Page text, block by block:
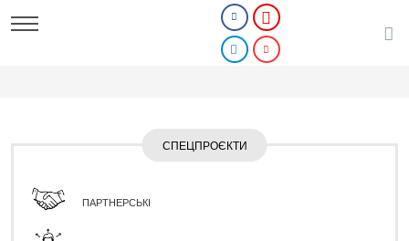
СПЕЦПРОЄКТИ
ПАРТНЕРСЬКІ